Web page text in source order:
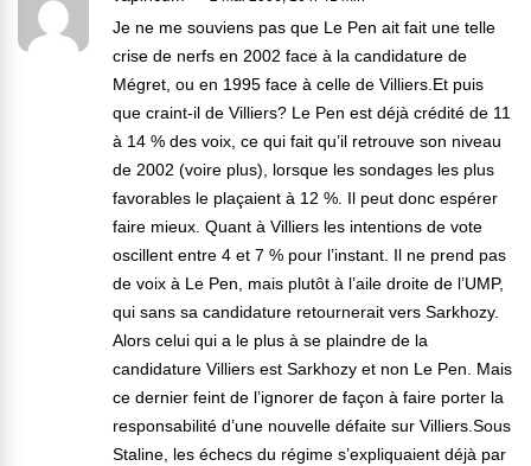
Je ne me souviens pas que Le Pen ait fait une telle
crise de nerfs en 2002 face à la candidature de
Mégret, ou en 1995 face à celle de Villiers.Et puis
que craint-il de Villiers? Le Pen est déjà crédité de 11
à 14 % des voix, ce qui fait qu’il retrouve son niveau
de 2002 (voire plus), lorsque les sondages les plus
favorables le plaçaient à 12 %. Il peut donc espérer
faire mieux. Quant à Villiers les intentions de vote
oscillent entre 4 et 7 % pour l’instant. Il ne prend pas
de voix à Le Pen, mais plutôt à l’aile droite de l’UMP,
qui sans sa candidature retournerait vers Sarkhozy.
Alors celui qui a le plus à se plaindre de la
candidature Villiers est Sarkhozy et non Le Pen. Mais
ce dernier feint de l’ignorer de façon à faire porter la
responsabilité d’une nouvelle défaite sur Villiers.Sous
Staline, les échecs du régime s’expliquaient déjà par